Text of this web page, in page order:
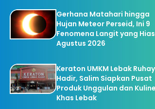
Gerhana Matahari hingga
Hujan Meteor Perseid, Ini 9
Fenomena Langit yang Hiasi
Agustus 2026
Keraton UMKM Lebak Ruhay
Hadir, Salim Siapkan Pusat
Produk Unggulan dan Kuliner